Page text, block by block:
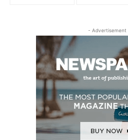
- Advertisement